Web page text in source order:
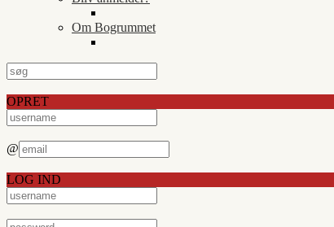
Om Bogrummet
OPRET
@
LOG IND